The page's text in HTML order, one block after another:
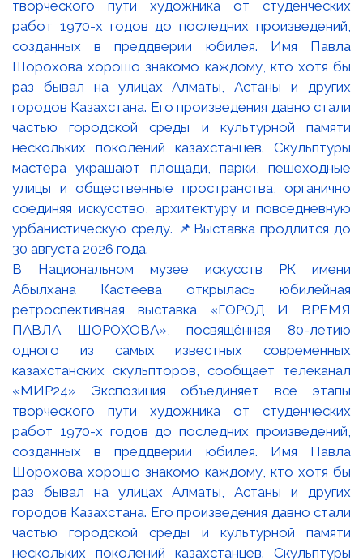
В Национальном музее искусств РК имени
Абылхана Кастеева открылась юбилейная
ретроспективная выставка «ГОРОД И ВРЕМЯ
ПАВЛА ШОРОХОВА», посвящённая 80-летию
одного из самых известных современных
казахстанских скульпторов, сообщает телеканал
«МИР24» Экспозиция объединяет все этапы
творческого пути художника от студенческих
работ 1970-х годов до последних произведений,
созданных в преддверии юбилея. Имя Павла
Шорохова хорошо знакомо каждому, кто хотя бы
раз бывал на улицах Алматы, Астаны и других
городов Казахстана. Его произведения давно стали
частью городской среды и культурной памяти
нескольких поколений казахстанцев. Скульптуры